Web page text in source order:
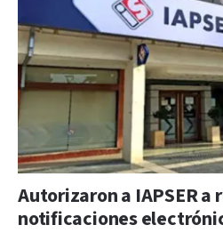
Autorizaron a IAPSER a
notificaciones